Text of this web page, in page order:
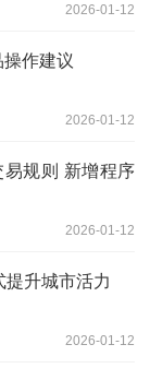
2026-01-12
作建议
2026-01-12
规则 新增程序
2026-01-12
提升城市活力
2026-01-12